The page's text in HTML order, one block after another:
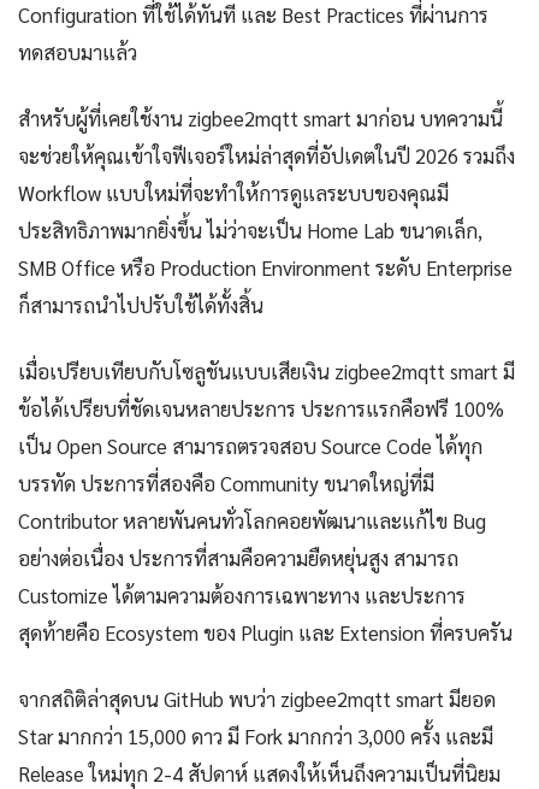
Configuration ที่ใช้ได้ทันที และ Best Practices ที่ผ่านการ
ทดสอบมาแล้ว
สำหรับผู้ที่เคยใช้งาน zigbee2mqtt smart มาก่อน บทความนี้
จะช่วยให้คุณเข้าใจฟีเจอร์ใหม่ล่าสุดที่อัปเดตในปี 2026 รวมถึง
Workflow แบบใหม่ที่จะทำให้การดูแลระบบของคุณมี
ประสิทธิภาพมากยิ่งขึ้น ไม่ว่าจะเป็น Home Lab ขนาดเล็ก,
SMB Office หรือ Production Environment ระดับ Enterprise
ก็สามารถนำไปปรับใช้ได้ทั้งสิ้น
เมื่อเปรียบเทียบกับโซลูชันแบบเสียเงิน zigbee2mqtt smart มี
ข้อได้เปรียบที่ชัดเจนหลายประการ ประการแรกคือฟรี 100%
เป็น Open Source สามารถตรวจสอบ Source Code ได้ทุก
บรรทัด ประการที่สองคือ Community ขนาดใหญ่ที่มี
Contributor หลายพันคนทั่วโลกคอยพัฒนาและแก้ไข Bug
อย่างต่อเนื่อง ประการที่สามคือความยืดหยุ่นสูง สามารถ
Customize ได้ตามความต้องการเฉพาะทาง และประการ
สุดท้ายคือ Ecosystem ของ Plugin และ Extension ที่ครบครัน
จากสถิติล่าสุดบน GitHub พบว่า zigbee2mqtt smart มียอด
Star มากกว่า 15,000 ดาว มี Fork มากกว่า 3,000 ครั้ง และมี
Release ใหม่ทุก 2-4 สัปดาห์ แสดงให้เห็นถึงความเป็นที่นิยม